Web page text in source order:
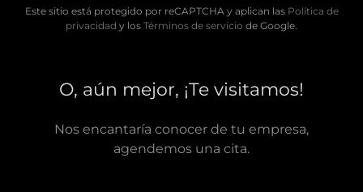
Este sitio está protegido por reCAPTCHA y aplican las Política de
privacidad y los Términos de servicio de Google.
O, aún mejor, ¡Te visitamos!
Nos encantaría conocer de tu empresa,
agendemos una cita.